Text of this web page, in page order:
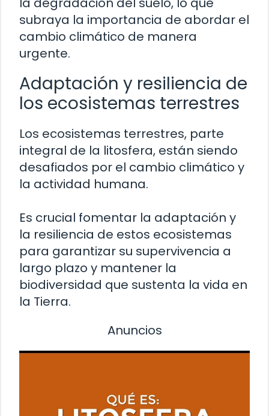
subraya la importancia de abordar el
cambio climático de manera
urgente.
Adaptación y resiliencia de
los ecosistemas terrestres
Los ecosistemas terrestres, parte
integral de la litosfera, están siendo
desafiados por el cambio climático y
la actividad humana.
Es crucial fomentar la adaptación y
la resiliencia de estos ecosistemas
para garantizar su supervivencia a
largo plazo y mantener la
biodiversidad que sustenta la vida en
la Tierra.
Anuncios